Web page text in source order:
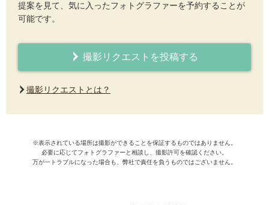
提案を見て、気に入ったフォトグラファーを予約することが
可能です。
撮影リクエストを投稿する
撮影リクエストとは？
※表示されている場所は撮影ができることを保証するものではありません。
必要に応じてフォトグラファーと相談し、撮影許可を確認ください。
万が一トラブルになった場合も、弊社で責任を負うものではございません。